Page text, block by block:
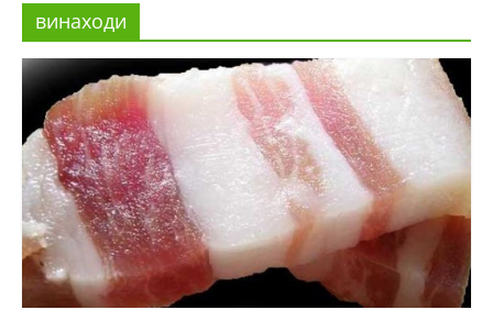
винаходи